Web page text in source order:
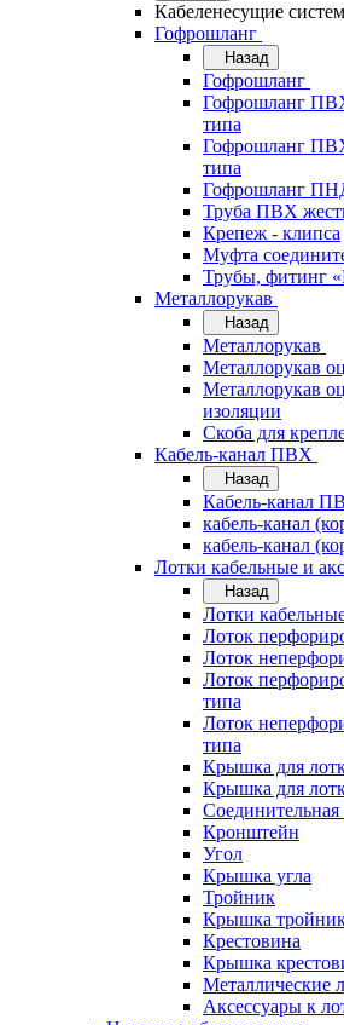
Кабеленесущие
Гофрошланг
Назад
Гофрошланг
Гофрошланг
типа
Гофрошланг
типа
Гофрошланг
Труба ПВХ
Крепеж - клипса
Муфта
Трубы, фитинг
Металлорукав
Назад
Металлорукав
Металлорукав
Металлорукав
изоляции
Скоба для
Кабель-канал ПВХ
Назад
Кабель-канал
кабель-канал
кабель-канал
Лотки кабельные и
Назад
Лотки
Лоток
Лоток
Лоток
типа
Лоток
типа
Крышка для
Крышка для
Соединительная
Кронштейн
Угол
Крышка угла
Тройник
Крышка
Крестовина
Крышка
Металлические
Аксессуары к